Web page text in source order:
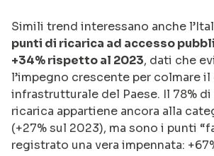
Simili trend interessano anche
punti di ricarica ad accesso
+34% rispetto al 2023, dati che
l’impegno crescente per colmare il
infrastrutturale del Paese. Il 78%
ricarica appartiene ancora alla
(+27% sul 2023), ma sono i punti
registrato una vera impennata: